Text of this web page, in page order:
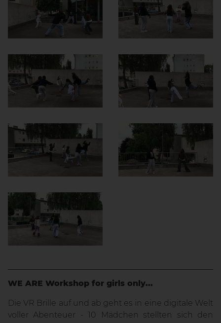
WE ARE Workshop for girls only...
Die VR Brille auf und ab geht es in eine digitale Welt
voller Abenteuer - 10 Mädchen stellten sich den